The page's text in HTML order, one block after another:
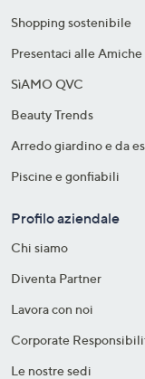
Shopping sostenibile​
Presentaci alle Amiche
SìAMO QVC
Beauty Trends
Arredo giardino e da
Piscine e gonfiabili
Profilo aziendale
Chi siamo
Diventa Partner
Lavora con noi
Corporate
Le nostre sedi